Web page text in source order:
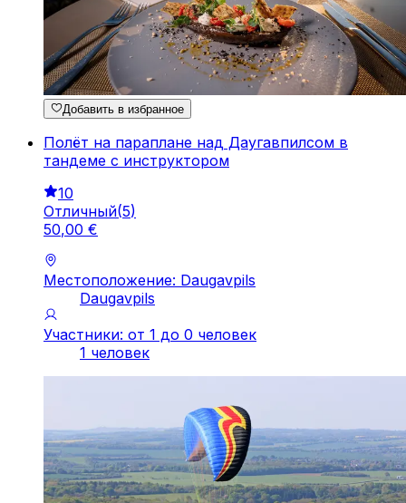
Добавить в избранное
Полёт на параплане над Даугавпилсом в
тандеме с инструктором
10
Отличный(5)
50,00 €
Местоположение: Daugavpils
Daugavpils
Участники: от 1 до 0 человек
1 человек